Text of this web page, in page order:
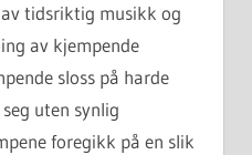
tidsriktig musikk og
av kjempende
sloss på harde
uten synlig
foregikk på en slik